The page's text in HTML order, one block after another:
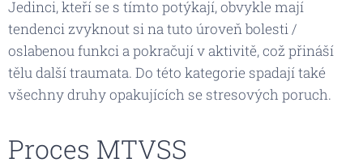
Jedinci, kteří se s tímto potýkají, obvykle mají
tendenci zvyknout si na tuto úroveň bolesti /
oslabenou funkci a pokračují v aktivitě, což přináší
tělu další traumata. Do této kategorie spadají také
všechny druhy opakujících se stresových poruch.
Proces MTVSS